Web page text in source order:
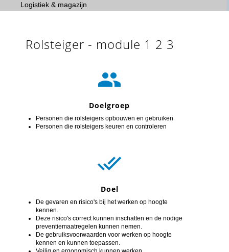
Logistiek & magazijn
Rolsteiger - module 1 2 3

Doelgroep
Personen die rolsteigers opbouwen en gebruiken
Personen die rolsteigers keuren en controleren

Doel
De gevaren en risico's bij het werken op hoogte
kennen.
Deze risico's correct kunnen inschatten en de nodige
preventiemaatregelen kunnen nemen.
De gebruiksvoorwaarden voor werken op hoogte
kennen en kunnen toepassen.